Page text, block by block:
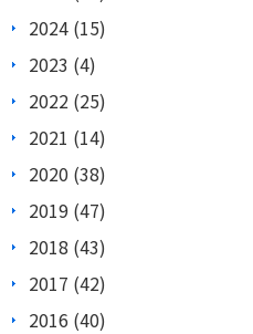
2024 (15)
2023 (4)
2022 (25)
2021 (14)
2020 (38)
2019 (47)
2018 (43)
2017 (42)
2016 (40)